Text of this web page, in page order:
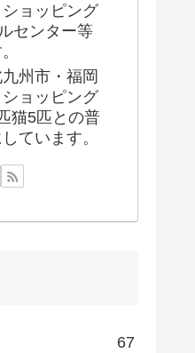
ョッピング
センター等
州市・福岡
ョッピング
猫5匹との普
ています。
67